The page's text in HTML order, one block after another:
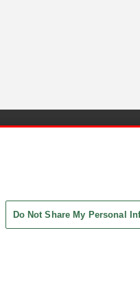
Do Not Share My Personal